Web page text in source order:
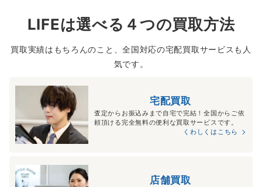
LIFEは選べる４つの買取方法
買取実績はもちろんのこと、全国対応の宅配買取サービスも人
気です。
宅配買取
査定からお振込みまで自宅で完結！全国からご依
頼頂ける完全無料の便利な買取サービスです。
くわしくはこちら
店舗買取